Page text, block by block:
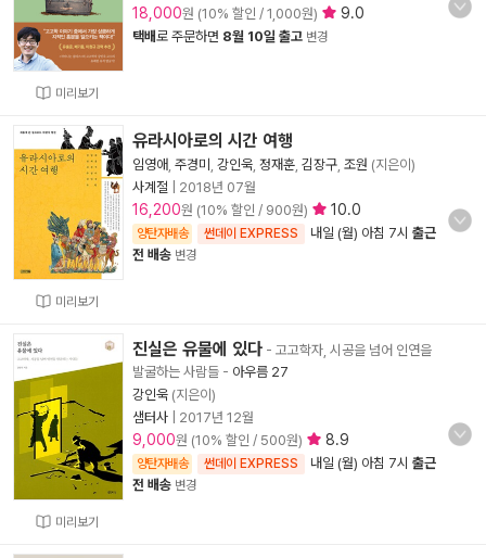
미리보기
18,000원 (10% 할인 / 1,000원) 9.0
택배로 주문하면 8월 10일 출고 변경
미리보기
유라시아로의 시간 여행
임영애 주경미 강인욱 정재훈 김장구 조원 (지은이)
사계절
2018년 07월
16,200원 (10% 할인 / 900원) 10.0
양탄자배송 썬데이 EXPRESS 내일 (월) 아침 7시 출근
전 배송 변경
미리보기
진실은 유물에 있다 - 고고학자, 시공을 넘어 인연을
발굴하는 사람들 - 아우름 27
강인욱 (지은이)
샘터사
2017년 12월
9,000원 (10% 할인 / 500원) 8.9
양탄자배송 썬데이 EXPRESS 내일 (월) 아침 7시 출근
전 배송 변경